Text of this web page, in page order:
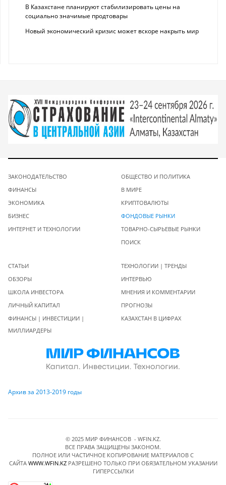
В Казахстане планируют стабилизировать цены на
социально значимые продтовары
Новый экономический кризис может вскоре накрыть мир
ЗАКОНОДАТЕЛЬСТВО
ФИНАНСЫ
ЭКОНОМИКА
БИЗНЕС
ИНТЕРНЕТ И ТЕХНОЛОГИИ
ОБЩЕСТВО И ПОЛИТИКА
В МИРЕ
КРИПТОВАЛЮТЫ
ФОНДОВЫЕ РЫНКИ
ТОВАРНО-СЫРЬЕВЫЕ РЫНКИ
ПОИСК
СТАТЬИ
ОБЗОРЫ
ШКОЛА ИНВЕСТОРА
ЛИЧНЫЙ КАПИТАЛ
ФИНАНСЫ | ИНВЕСТИЦИИ |
МИЛЛИАРДЕРЫ
ТЕХНОЛОГИИ | ТРЕНДЫ
ИНТЕРВЬЮ
МНЕНИЯ И КОММЕНТАРИИ
ПРОГНОЗЫ
КАЗАХСТАН В ЦИФРАХ
Архив за 2013-2019 годы
© 2025 МИР ФИНАНСОВ - WFIN.KZ.
ВСЕ ПРАВА ЗАЩИЩЕНЫ ЗАКОНОМ.
ПОЛНОЕ ИЛИ ЧАСТИЧНОЕ КОПИРОВАНИЕ МАТЕРИАЛОВ C
САЙТА WWW.WFIN.KZРАЗРЕШЕНО ТОЛЬКО ПРИ ОБЯЗАТЕЛЬНОМ УКАЗАНИИ
ГИПЕРССЫЛКИ